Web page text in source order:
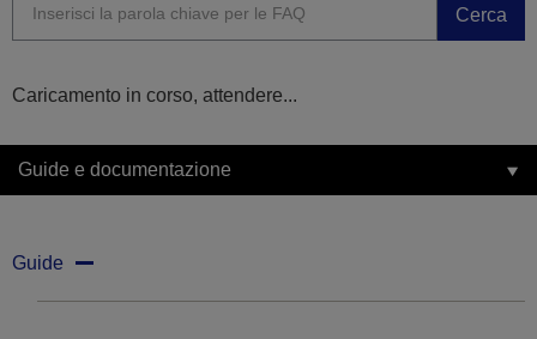
Cerca
Caricamento in corso, attendere...
Guide e documentazione
Guide